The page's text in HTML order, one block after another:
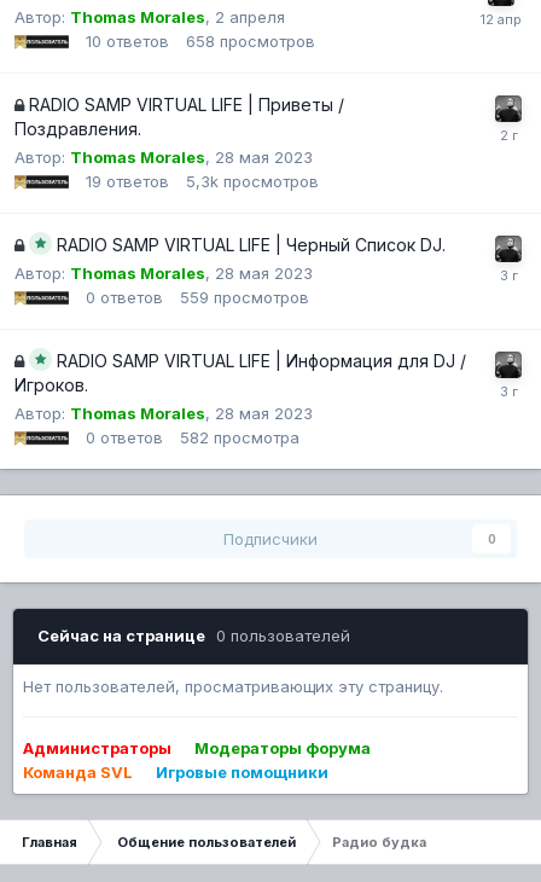
Автор: Thomas Morales, 2 апреля
10 ответов 658 просмотров
RADIO SAMP VIRTUAL LIFE | Приветы /
Поздравления.
Автор: Thomas Morales, 28 мая 2023
19 ответов 5,3k просмотров
RADIO SAMP VIRTUAL LIFE | Черный Список DJ.
Автор: Thomas Morales, 28 мая 2023
0 ответов 559 просмотров
RADIO SAMP VIRTUAL LIFE | Информация для DJ /
Игроков.
Автор: Thomas Morales, 28 мая 2023
0 ответов 582 просмотра
Подписчики 0
Сейчас на странице 0 пользователей
Нет пользователей, просматривающих эту страницу.
Администраторы
Модераторы форума
Команда SVL
Игровые помощники
Главная Общение пользователей Радио будка